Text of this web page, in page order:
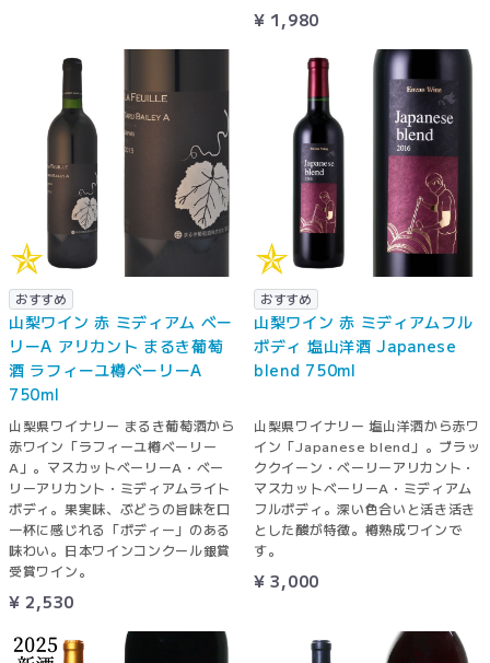
¥ 1,980
おすすめ
山梨ワイン 赤 ミディアム ベー
リーA アリカント まるき葡萄
酒 ラフィーユ樽ベーリーA
750ml
山梨県ワイナリー まるき葡萄酒から
赤ワイン「ラフィーユ樽ベーリー
A」。マスカットベーリーA・ベー
リーアリカント・ミディアムライト
ボディ。果実味、ぶどうの旨味を口
一杯に感じれる「ボディー」のある
味わい。日本ワインコンクール銀賞
受賞ワイン。
¥ 2,530
おすすめ
山梨ワイン 赤 ミディアムフル
ボディ 塩山洋酒 Japanese
blend 750ml
山梨県ワイナリー 塩山洋酒から赤ワ
イン「Japanese blend」。ブラッ
ククイーン・ベーリーアリカント・
マスカットベーリーA・ミディアム
フルボディ。深い色合いと活き活き
とした酸が特徴。樽熟成ワインで
す。
¥ 3,000